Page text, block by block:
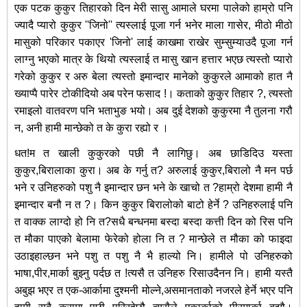
एक पटक कुकुर तिहारको दिन मेरी सासु आमाले घरमा पालेको हाम्रो पनि
ज्यादै प्यारो कुकुर ''जिनो'' त्यस्लाई पूजा गर्न भनेर माला गासेर, मीठो मीठो
मासुको परिकार पकाएर 'जिनो' लाई काखमा राखेरसुम्सुम्याउदै पूजा गर्न
लाग्नु भएको मात्र के थियो त्यस्लाई त मासु खान हत्तार भएछ त्यस्तो प्यारो
गरेको कुकुर र अरु बेला त्यस्तो इमान्दार मानेको कुकुरले आमाको हात नै
ख्याप्पै पारेर टोकीदियो अब परेन फसाद !। कताको कुकुर तिहार ?, त्यस्तो
रमाइलो वातवरण पनि भताभुङ भयो। अब दुई देशको कुकुरमा नै तुलना गरौ
न, अनी हामी मान्छेको त के कुरा रह्यो र ।
धत!म त खाली कुकुरको पछी नै लागिछु। अब छाडिदिउ यस्ता
कुकुर,बिरालाका कुरा। अब के गर्नु त? अरुलाई कुकुर,बिरालो नै मन पर्छ
भने र उनिहरुको पशु नै इमान्दार छन भने के खाचो त ?हाम्रो देशमा हामी नै
इमान्दार बनौ न त ?। किन कुकुर बिरालोको बाटो हेर्ने ? उनिहरुलाई पनि
त वाक्क लाग्दो हो नि त?सधै बन्धनमा बस्दा बस्दा कत्ती दिन को रिस पनि
त मौका पाएको बेलामा फेरेको होला नि त ? मान्छेले त मौका को फाइदा
उठाइहाल्छन भने पशु त पशु नै भै हाल्यो नि। हामीले पो उनिहरुको
भाषा,पीर,मार्का बुझ्नु पर्दछ त !त्यसै त उनिहरु रिसाउदैनन नि। हामी यस्तै
अबुझ भएर त एक-आर्कामा दुश्मनी मोल्ने,असमानताको नजरले हेर्ने भएर पनि